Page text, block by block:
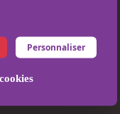
Personnaliser
Vente